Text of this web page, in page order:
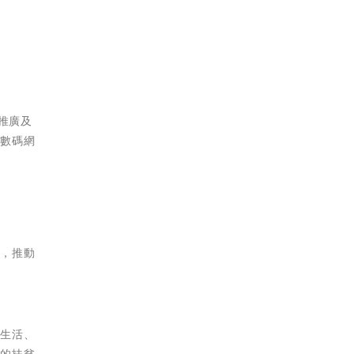
廣及
碼網
推動
活、